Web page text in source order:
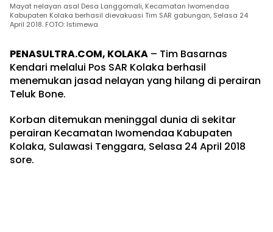
Mayat nelayan asal Desa Langgomali, Kecamatan Iwomendaa
Kabupaten Kolaka berhasil dievakuasi Tim SAR gabungan, Selasa 24
April 2018. FOTO: Istimewa
PENASULTRA.COM, KOLAKA – Tim Basarnas
Kendari melalui Pos SAR Kolaka berhasil
menemukan jasad nelayan yang hilang di perairan
Teluk Bone.
Korban ditemukan meninggal dunia di sekitar
perairan Kecamatan Iwomendaa Kabupaten
Kolaka, Sulawasi Tenggara, Selasa 24 April 2018
sore.